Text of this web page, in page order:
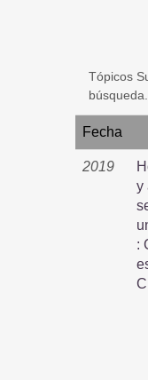
Tópicos
búsqueda.
Fecha
2019
y
: